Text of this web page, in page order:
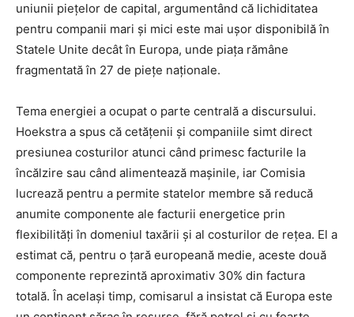
uniunii piețelor de capital, argumentând că lichiditatea
pentru companii mari și mici este mai ușor disponibilă în
Statele Unite decât în Europa, unde piața rămâne
fragmentată în 27 de piețe naționale.
Tema energiei a ocupat o parte centrală a discursului.
Hoekstra a spus că cetățenii și companiile simt direct
presiunea costurilor atunci când primesc facturile la
încălzire sau când alimentează mașinile, iar Comisia
lucrează pentru a permite statelor membre să reducă
anumite componente ale facturii energetice prin
flexibilități în domeniul taxării și al costurilor de rețea. El a
estimat că, pentru o țară europeană medie, aceste două
componente reprezintă aproximativ 30% din factura
totală. În același timp, comisarul a insistat că Europa este